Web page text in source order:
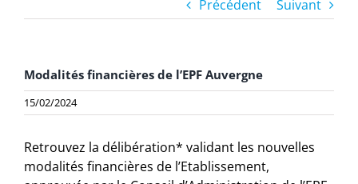
Précédent Suivant
Modalités financières de l’EPF Auvergne
15/02/2024
Retrouvez la délibération* validant les nouvelles
modalités financières de l’Etablissement,